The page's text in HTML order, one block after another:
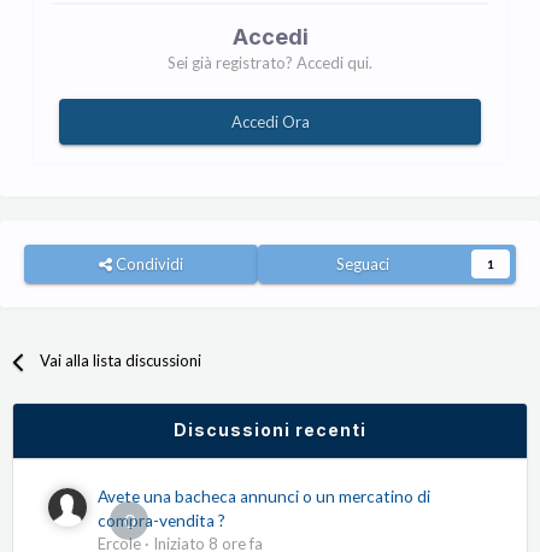
Accedi
Sei già registrato? Accedi qui.
Accedi Ora
Condividi Seguaci 1
Vai alla lista discussioni
Discussioni recenti
0
Avete una bacheca annunci o un mercatino di
compra-vendita ?
Ercole · Iniziato 8 ore fa